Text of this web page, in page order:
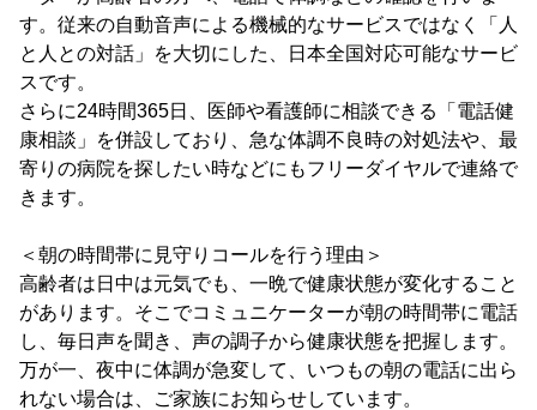
す。従来の自動音声による機械的なサービスではなく「人
と人との対話」を大切にした、日本全国対応可能なサービ
スです。
さらに24時間365日、医師や看護師に相談できる「電話健
康相談」を併設しており、急な体調不良時の対処法や、最
寄りの病院を探したい時などにもフリーダイヤルで連絡で
きます。
＜朝の時間帯に見守りコールを行う理由＞
高齢者は日中は元気でも、一晩で健康状態が変化すること
があります。そこでコミュニケーターが朝の時間帯に電話
し、毎日声を聞き、声の調子から健康状態を把握します。
万が一、夜中に体調が急変して、いつもの朝の電話に出ら
れない場合は、ご家族にお知らせしています。